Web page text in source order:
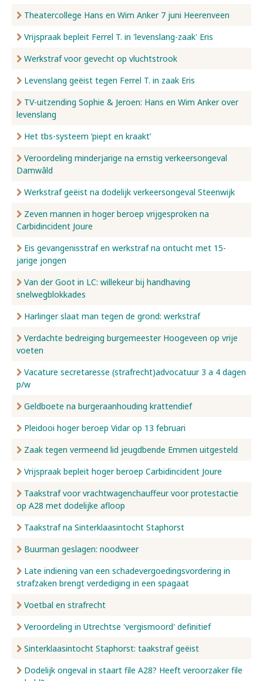
Theatercollege Hans en Wim Anker 7 juni Heerenveen
Vrijspraak bepleit Ferrel T. in 'levenslang-zaak' Eris
Werkstraf voor gevecht op vluchtstrook
Levenslang geëist tegen Ferrel T. in zaak Eris
TV-uitzending Sophie & Jeroen: Hans en Wim Anker over
levenslang
Het tbs-systeem ‘piept en kraakt’
Veroordeling minderjarige na ernstig verkeersongeval
Damwâld
Werkstraf geëist na dodelijk verkeersongeval Steenwijk
Zeven mannen in hoger beroep vrijgesproken na
Carbidincident Joure
Eis gevangenisstraf en werkstraf na ontucht met 15-
jarige jongen
Van der Goot in LC: willekeur bij handhaving
snelwegblokkades
Harlinger slaat man tegen de grond: werkstraf
Verdachte bedreiging burgemeester Hoogeveen op vrije
voeten
Vacature secretaresse (strafrecht)advocatuur 3 a 4 dagen
p/w
Geldboete na burgeraanhouding krattendief
Pleidooi hoger beroep Vidar op 13 februari
Zaak tegen vermeend lid jeugdbende Emmen uitgesteld
Vrijspraak bepleit hoger beroep Carbidincident Joure
Taakstraf voor vrachtwagenchauffeur voor protestactie
op A28 met dodelijke afloop
Taakstraf na Sinterklaasintocht Staphorst
Buurman geslagen: noodweer
Late indiening van een schadevergoedingsvordering in
strafzaken brengt verdediging in een spagaat
Voetbal en strafrecht
Veroordeling in Utrechtse 'vergismoord' definitief
Sinterklaasintocht Staphorst: taakstraf geëist
Dodelijk ongeval in staart file A28? Heeft veroorzaker file